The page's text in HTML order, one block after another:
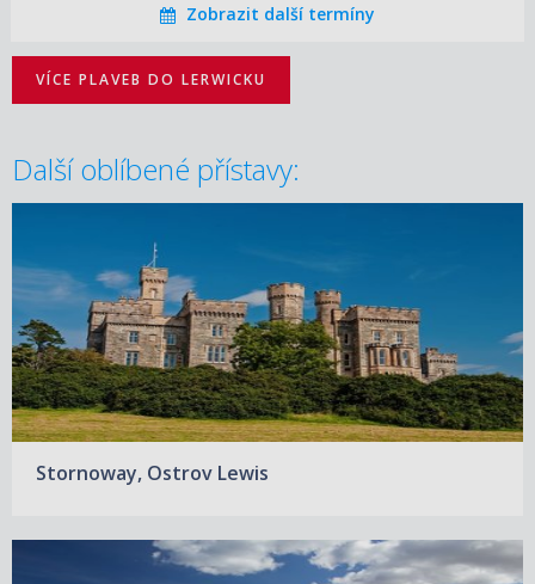
Zobrazit další termíny
VÍCE PLAVEB DO LERWICKU
Další oblíbené přístavy:
Stornoway, Ostrov Lewis